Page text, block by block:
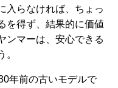
入らなければ、ちょっ
を得ず、結果的に価値
ンマーは、安心できる
。
年前の古いモデルで